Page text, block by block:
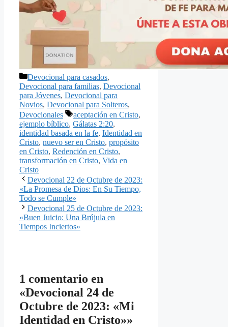
Categorías
Devocional para casados,
Devocional para familias, Devocional
para Jóvenes, Devocional para
Novios, Devocional para Solteros,
Devocionales
Etiquetas
aceptación en Cristo,
ejemplo bíblico, Gálatas 2:20,
identidad basada en la fe, Identidad en
Cristo, nuevo ser en Cristo, propósito
en Cristo, Redención en Cristo,
transformación en Cristo, Vida en
Cristo
Devocional 22 de Octubre de 2023:
«La Promesa de Dios: En Su Tiempo,
Todo se Cumple»
Devocional 25 de Octubre de 2023:
«Buen Juicio: Una Brújula en
Tiempos Inciertos»
1 comentario en
«Devocional 24 de
Octubre de 2023: «Mi
Identidad en Cristo»»